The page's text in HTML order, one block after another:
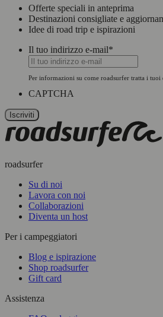
Offerte speciali in anteprima
Destinazioni consigliate e
Idee di road trip e ispirazioni
Il tuo indirizzo e-mail*
Per informazioni su come roadsurfer tratta i
CAPTCHA
roadsurfer
Su di noi
Lavora con noi
Collaborazioni
Diventa un host
Per i campeggiatori
Blog e ispirazione
Shop roadsurfer
Gift card
Assistenza